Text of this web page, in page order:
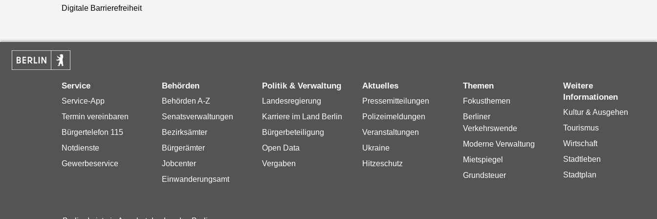
Digitale Barrierefreiheit
Service
Service-App
Termin vereinbaren
Bürgertelefon 115
Notdienste
Gewerbeservice
Behörden
Behörden A-Z
Senatsverwaltungen
Bezirksämter
Bürgerämter
Jobcenter
Einwanderungsamt
Politik & Verwaltung
Landesregierung
Karriere im Land Berlin
Bürgerbeteiligung
Open Data
Vergaben
Aktuelles
Pressemitteilungen
Polizeimeldungen
Veranstaltungen
Ukraine
Hitzeschutz
Themen
Fokusthemen
Berliner
Verkehrswende
Moderne Verwaltung
Mietspiegel
Grundsteuer
Weitere
Informationen
Kultur & Ausgehen
Tourismus
Wirtschaft
Stadtleben
Stadtplan